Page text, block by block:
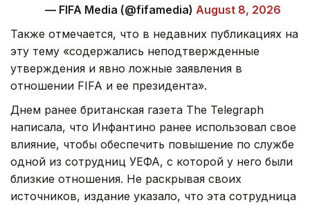
— FIFA Media (@fifamedia) August 8, 2026
Также отмечается, что в недавних публикациях на
эту тему «содержались неподтвержденные
утверждения и явно ложные заявления в
отношении FIFA и ее президента».
Днем ранее британская газета The Telegraph
написала, что Инфантино ранее использовал свое
влияние, чтобы обеспечить повышение по службе
одной из сотрудниц УЕФА, с которой у него были
близкие отношения. Не раскрывая своих
источников, издание указало, что эта сотрудница